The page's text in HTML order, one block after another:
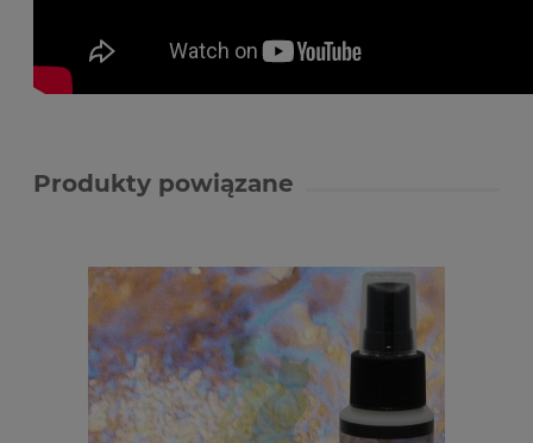
Produkty powiązane